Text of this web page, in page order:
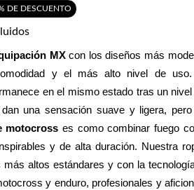
DE DESCUENTO
MX con los diseños más
y el más alto nivel de
en el mismo estado tras un
motocross es como combinar fuego
y de alta duración. Nuestra
más altos estándares y con la
y enduro, profesionales y